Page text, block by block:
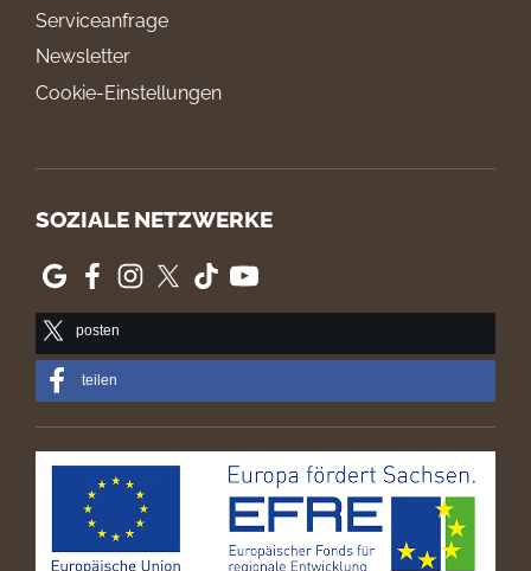
Serviceanfrage
Newsletter
Cookie-Einstellungen
SOZIALE NETZWERKE
posten
teilen